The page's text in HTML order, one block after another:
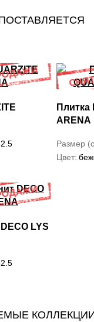
Плитка
ARENA
Размер
Цвет
LYS